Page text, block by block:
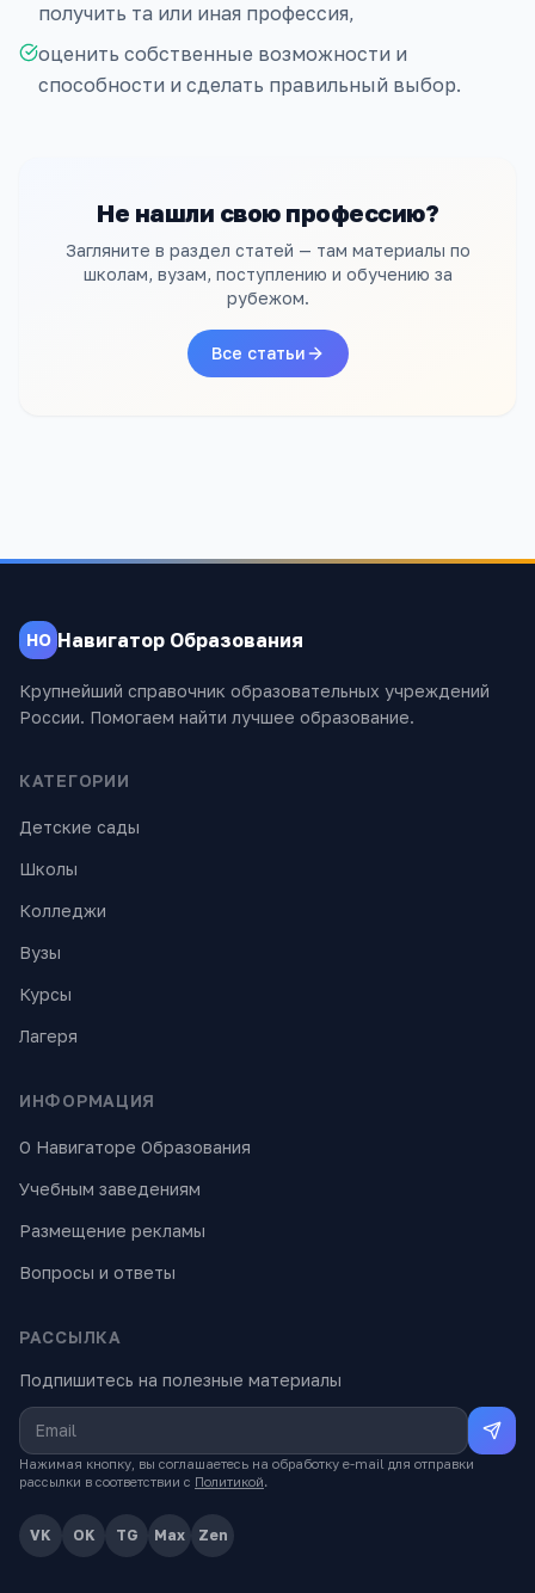
получить та или иная профессия,
оценить собственные возможности и
способности и сделать правильный выбор.
Не нашли свою профессию?
Загляните в раздел статей — там материалы по
школам, вузам, поступлению и обучению за
рубежом.
Все статьи
НО Навигатор Образования
Крупнейший справочник образовательных учреждений
России. Помогаем найти лучшее образование.
КАТЕГОРИИ
Детские сады
Школы
Колледжи
Вузы
Курсы
Лагеря
ИНФОРМАЦИЯ
О Навигаторе Образования
Учебным заведениям
Размещение рекламы
Вопросы и ответы
РАССЫЛКА
Подпишитесь на полезные материалы
Нажимая кнопку, вы соглашаетесь на обработку e-mail для отправки
рассылки в соответствии с Политикой.
VK OK TG Max Zen